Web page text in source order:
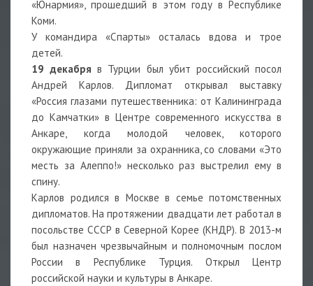
«Юнармия», прошедший в этом году в Pеспублике
Коми.
У командира «Спарты» осталась вдова и трое
детей.
19 декабря в Турции был убит российский посол
Андрей Карлов. Дипломат открывал выставку
«Россия глазами путешественника: от Калининграда
до Камчатки» в Центре современного искусства в
Анкаре, когда молодой человек, которого
окружающие приняли за охранника, со словами «Это
месть за Алеппо!» несколько раз выстрелил ему в
спину.
Карлов родился в Москве в семье потомственных
дипломатов. На протяжении двадцати лет работал в
посольстве СССР в Северной Корее (КНДР). В 2013-м
был назначен чрезвычайным и полномочным послом
России в Республике Турция. Открыл Центр
российской науки и культуры в Анкаре.